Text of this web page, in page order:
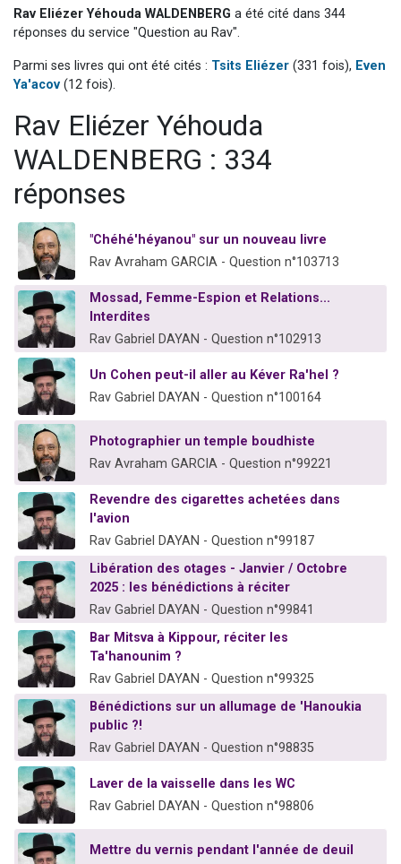
Il reste 49 places pour étudier en groupe sur Zoom
Eli vient de donner son Maasser
Rav Eliézer Yéhouda WALDENBERG a été cité dans 344
réponses du service "Question au Rav".
Parmi ses livres qui ont été cités : Tsits Eliézer (331 fois), Even
Ya'acov (12 fois).
Rav Eliézer Yéhouda
WALDENBERG : 334
réponses
"Chéhé'héyanou" sur un nouveau livre
Rav Avraham GARCIA - Question n°103713
Mossad, Femme-Espion et Relations...
Interdites
Rav Gabriel DAYAN - Question n°102913
Un Cohen peut-il aller au Kéver Ra'hel ?
Rav Gabriel DAYAN - Question n°100164
Photographier un temple boudhiste
Rav Avraham GARCIA - Question n°99221
Revendre des cigarettes achetées dans
l'avion
Rav Gabriel DAYAN - Question n°99187
Libération des otages - Janvier / Octobre
2025 : les bénédictions à réciter
Rav Gabriel DAYAN - Question n°99841
Bar Mitsva à Kippour, réciter les
Ta'hanounim ?
Rav Gabriel DAYAN - Question n°99325
Bénédictions sur un allumage de 'Hanoukia
public ?!
Rav Gabriel DAYAN - Question n°98835
Laver de la vaisselle dans les WC
Rav Gabriel DAYAN - Question n°98806
Mettre du vernis pendant l'année de deuil